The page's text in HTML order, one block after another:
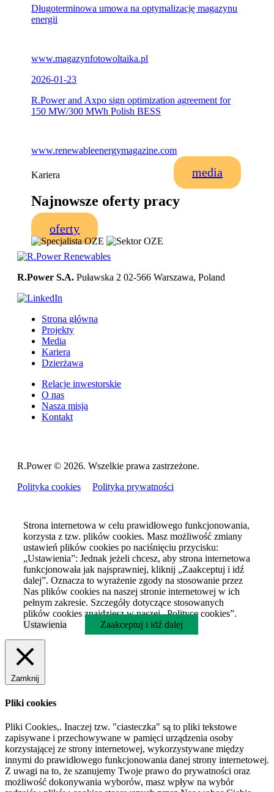
Długoterminowa umowa na optymalizację magazynu
energii
www.magazynfotowoltaika.pl
2026-01-23
R.Power and Axpo sign optimization agreement for
150 MW/300 MWh Polish BESS
www.renewableenergymagazine.com
media
Kariera
Najnowsze oferty pracy
oferty
R.Power S.A. Puławska 2 02-566 Warszawa, Poland
Strona główna
Projekty
Media
Kariera
Dzierżawa
Relacje inwestorskie
O nas
Nasza misja
Kontakt
R.Power © 2026. Wszelkie prawa zastrzeżone.
Polityka cookies
Polityka prywatności
Strona internetowa w celu prawidłowego funkcjonowania,
korzysta z tzw. plików cookies. Masz możliwość zmiany
ustawień plików cookies po naciśnięciu przycisku:
„Ustawienia”: Jednak jeżeli chcesz, aby strona internetowa
funkcjonowała jak najsprawniej, kliknij „Zaakceptuj i idź
dalej”. Oznacza to wyrażenie zgody na stosowanie przez
Nas plików cookies na naszej stronie internetowej w ich
pełnym zakresie. Szczegóły dotyczące stosowanych
plików cookies znajdziesz w naszej „Polityce cookies”.
Ustawienia
Zaakceptuj i idź dalej
Zamknij
Pliki cookies
Pliki Cookies,. Inaczej tzw. "ciasteczka" są to pliki tekstowe
zapisywane i przechowywane w pamięci urządzenia osoby
korzystającej ze strony internetowej, wykorzystywane między
innymi do prawidłowego funkcjonowania danej strony internetowej.
Z uwagi na to, że szanujemy Twoje prawo do prywatności oraz
możliwość dokonywania wyborów, masz wpływ na wybór